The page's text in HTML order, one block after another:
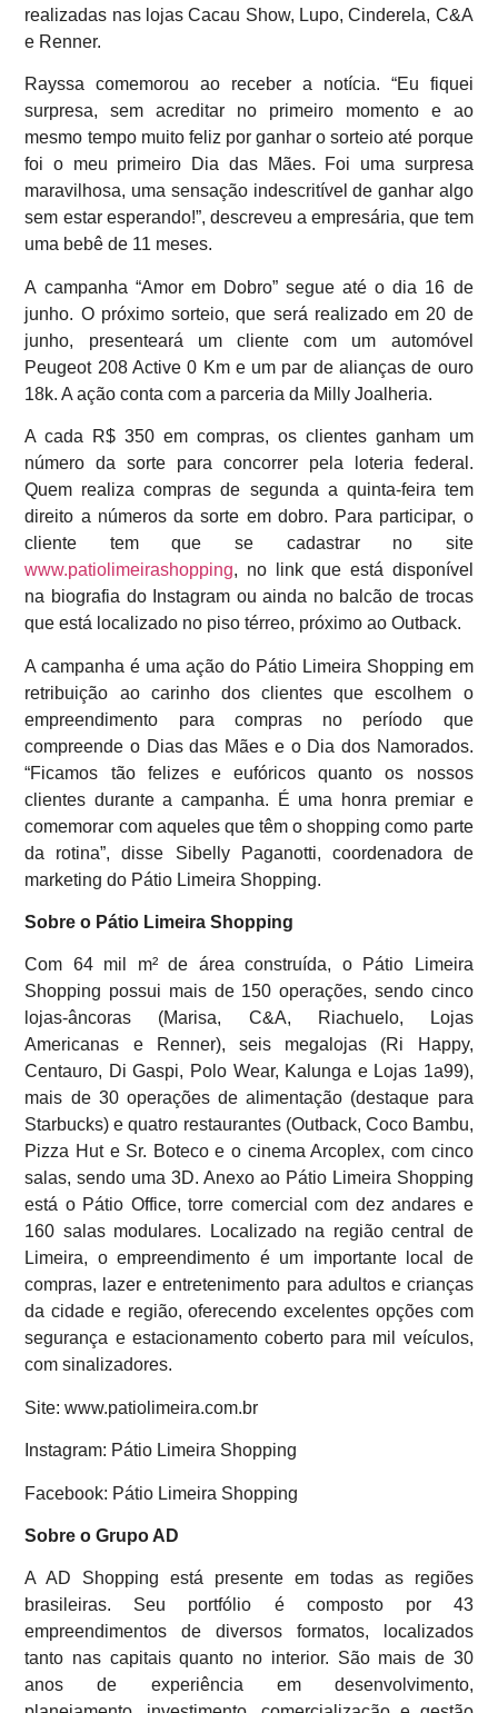
realizadas nas lojas Cacau Show, Lupo, Cinderela, C&A
e Renner.
Rayssa comemorou ao receber a notícia. “Eu fiquei
surpresa, sem acreditar no primeiro momento e ao
mesmo tempo muito feliz por ganhar o sorteio até porque
foi o meu primeiro Dia das Mães. Foi uma surpresa
maravilhosa, uma sensação indescritível de ganhar algo
sem estar esperando!”, descreveu a empresária, que tem
uma bebê de 11 meses.
A campanha “Amor em Dobro” segue até o dia 16 de
junho. O próximo sorteio, que será realizado em 20 de
junho, presenteará um cliente com um automóvel
Peugeot 208 Active 0 Km e um par de alianças de ouro
18k. A ação conta com a parceria da Milly Joalheria.
A cada R$ 350 em compras, os clientes ganham um
número da sorte para concorrer pela loteria federal.
Quem realiza compras de segunda a quinta-feira tem
direito a números da sorte em dobro. Para participar, o
cliente tem que se cadastrar no site
www.patiolimeirashopping, no link que está disponível
na biografia do Instagram ou ainda no balcão de trocas
que está localizado no piso térreo, próximo ao Outback.
A campanha é uma ação do Pátio Limeira Shopping em
retribuição ao carinho dos clientes que escolhem o
empreendimento para compras no período que
compreende o Dias das Mães e o Dia dos Namorados.
“Ficamos tão felizes e eufóricos quanto os nossos
clientes durante a campanha. É uma honra premiar e
comemorar com aqueles que têm o shopping como parte
da rotina”, disse Sibelly Paganotti, coordenadora de
marketing do Pátio Limeira Shopping.
Sobre o Pátio Limeira Shopping
Com 64 mil m² de área construída, o Pátio Limeira
Shopping possui mais de 150 operações, sendo cinco
lojas-âncoras (Marisa, C&A, Riachuelo, Lojas
Americanas e Renner), seis megalojas (Ri Happy,
Centauro, Di Gaspi, Polo Wear, Kalunga e Lojas 1a99),
mais de 30 operações de alimentação (destaque para
Starbucks) e quatro restaurantes (Outback, Coco Bambu,
Pizza Hut e Sr. Boteco e o cinema Arcoplex, com cinco
salas, sendo uma 3D. Anexo ao Pátio Limeira Shopping
está o Pátio Office, torre comercial com dez andares e
160 salas modulares. Localizado na região central de
Limeira, o empreendimento é um importante local de
compras, lazer e entretenimento para adultos e crianças
da cidade e região, oferecendo excelentes opções com
segurança e estacionamento coberto para mil veículos,
com sinalizadores.
Site: www.patiolimeira.com.br
Instagram: Pátio Limeira Shopping
Facebook: Pátio Limeira Shopping
Sobre o Grupo AD
A AD Shopping está presente em todas as regiões
brasileiras. Seu portfólio é composto por 43
empreendimentos de diversos formatos, localizados
tanto nas capitais quanto no interior. São mais de 30
anos de experiência em desenvolvimento,